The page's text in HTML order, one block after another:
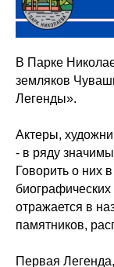
В Парке
земляков
Легенды».
Актеры,
- в ряду
Говорить о них
отражается в
памятников,
Первая